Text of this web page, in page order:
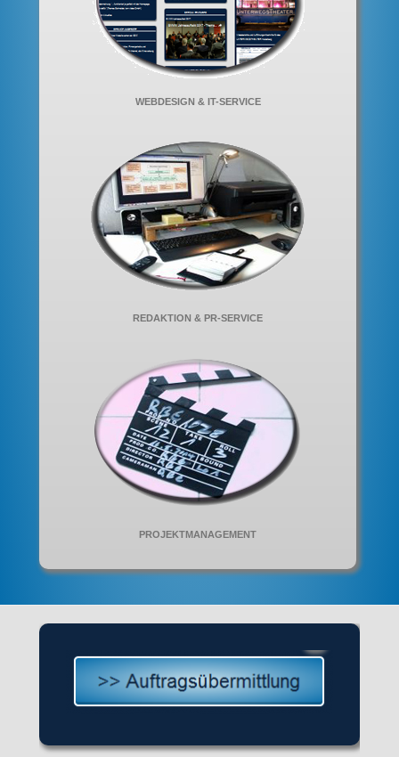
WEBDESIGN & IT-SERVICE
REDAKTION & PR-SERVICE
PROJEKTMANAGEMENT